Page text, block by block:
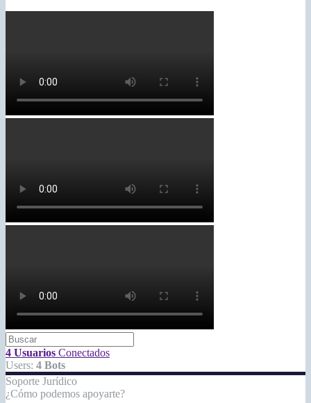
4 Usuarios Conectados
Users: 4 Bots
Soporte Jurídico
¿Cómo podemos apoyarte?